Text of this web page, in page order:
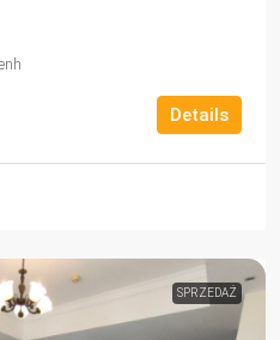
Details
SPRZEDAŻ